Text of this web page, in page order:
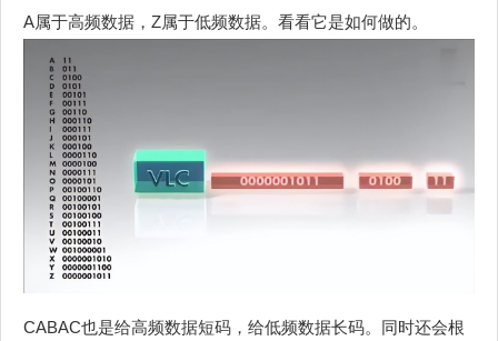
A属于高频数据，Z属于低频数据。看看它是如何做的。
CABAC也是给高频数据短码，给低频数据长码。同时还会根